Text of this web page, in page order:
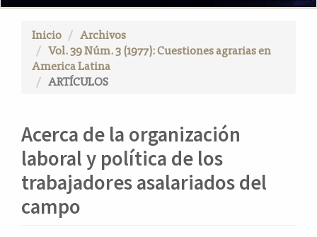
n
c
a
n
t
e
n
i
d
Inicio
Archivos
Vol. 39 Núm. 3 (1977): Cuestiones agrarias en
America Latina
ARTÍCULOS
Acerca de la organización
laboral y política de los
trabajadores asalariados del
campo